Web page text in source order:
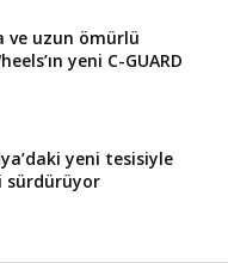
ve uzun ömürlü
yeni C-GUARD
yeni tesisiyle
sürdürüyor